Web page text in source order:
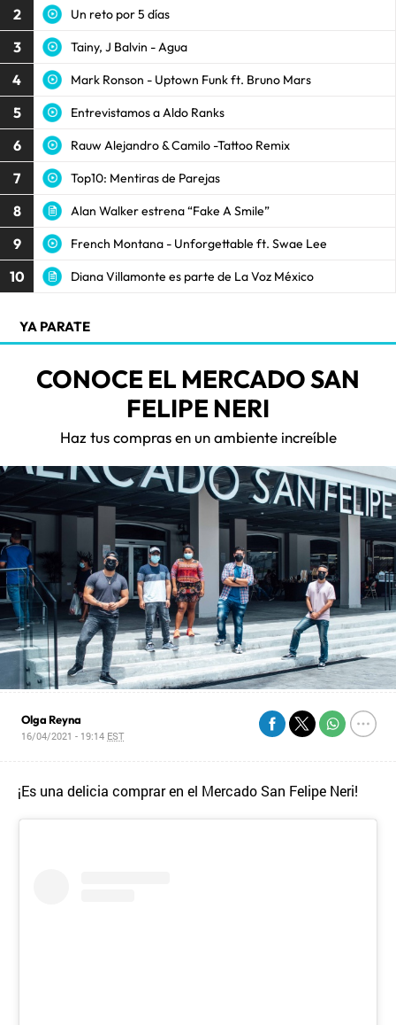
2 Un reto por 5 días
3 Tainy, J Balvin - Agua
4 Mark Ronson - Uptown Funk ft. Bruno Mars
5 Entrevistamos a Aldo Ranks
6 Rauw Alejandro & Camilo -Tattoo Remix
7 Top10: Mentiras de Parejas
8 Alan Walker estrena “Fake A Smile”
9 French Montana - Unforgettable ft. Swae Lee
10 Diana Villamonte es parte de La Voz México
YA PARATE
CONOCE EL MERCADO SAN
FELIPE NERI
Haz tus compras en un ambiente increíble
Olga Reyna
16/04/2021 - 19:14 EST
¡Es una delicia comprar en el Mercado San Felipe Neri!